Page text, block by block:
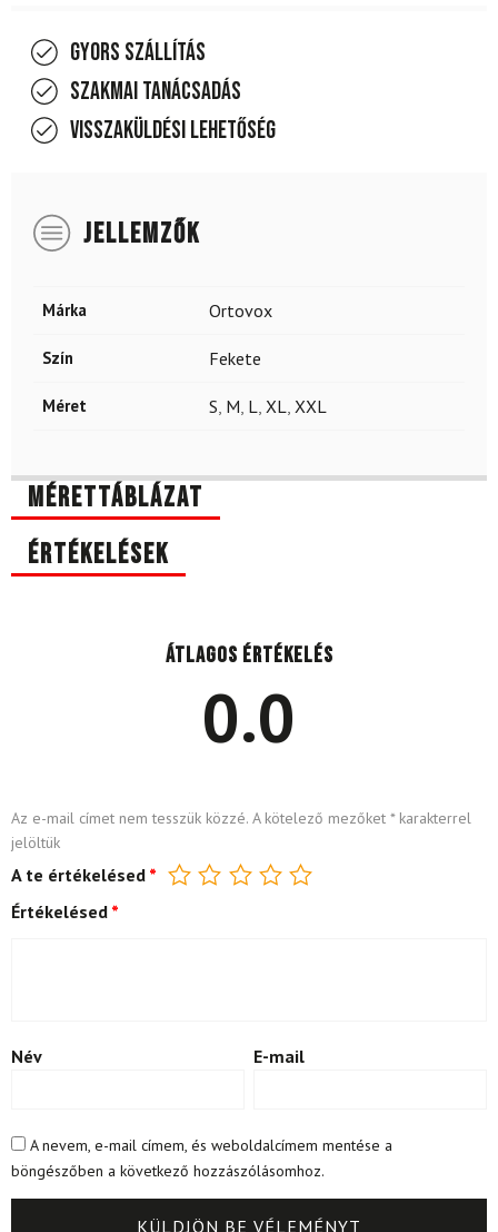
Gyors szállítás
Szakmai tanácsadás
Visszaküldési lehetőség
JELLEMZŐK
Márka Ortovox
Szín Fekete
Méret S, M, L, XL, XXL
Mérettáblázat
Értékelések
Átlagos értékelés
0.0
Az e-mail címet nem tesszük közzé. A kötelező mezőket *karakterrel
jelöltük
A te értékelésed *
Értékelésed *
Név E-mail
A nevem, e-mail címem, és weboldalcímem mentése a
böngészőben a következő hozzászólásomhoz.